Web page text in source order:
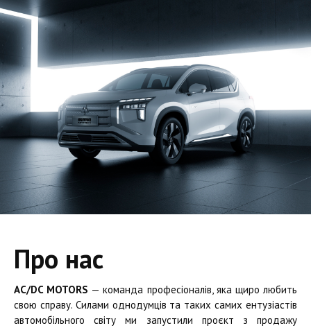
Про нас
AC/DC MOTORS — команда професіоналів, яка щиро любить
свою справу. Силами однодумців та таких самих ентузіастів
автомобільного світу ми запустили проєкт з продажу